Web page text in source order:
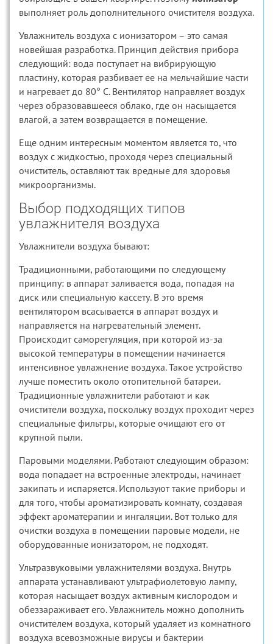
выполняет роль дополнительного очистителя воздуха.
Увлажнитель воздуха с ионизатором – это самая
новейшая разработка. Принцип действия прибора
следующий: вода поступает на вибрирующую
пластину, которая разбивает ее на мельчайшие части
и нагревает до 80° C. Вентилятор направляет воздух
через образовавшееся облако, где он насыщается
влагой, а затем возвращается в помещение.
Еще одним интересным моментом является то, что
воздух с жидкостью, проходя через специальный
очиститель, оставляют так вредные для здоровья
микроорганизмы.
Выбор подходящих типов
увлажнителя воздуха
Увлажнители воздуха бывают:
Традиционными, работающими по следующему
принципу: в аппарат заливается вода, попадая на
диск или специальную кассету. В это время
вентилятором всасывается в аппарат воздух и
направляется на нагревательный элемент.
Происходит саморегуляция, при которой из-за
высокой температуры в помещении начинается
интенсивное увлажнение воздуха. Такое устройство
лучше поместить около отопительной батареи.
Традиционные увлажнители работают и как
очистители воздуха, поскольку воздух проходит через
специальные фильтры, которые очищают его от
крупной пыли.
Паровыми моделями. Работают следующим образом:
вода попадает на встроенные электроды, начинает
закипать и испаряется. Используют такие приборы и
для того, чтобы ароматизировать комнату, создавая
эффект ароматерапии и ингаляции. Вот только для
очистки воздуха в помещении паровые модели, не
оборудованные ионизатором, не подходят.
Ультразвуковыми увлажнителями воздуха. Внутрь
аппарата устанавливают ультрафиолетовую лампу,
которая насыщает воздух активным кислородом и
обеззараживает его. Увлажнитель можно дополнить
очистителем воздуха, который удаляет из комнатного
воздуха всевозможные вирусы и бактерии